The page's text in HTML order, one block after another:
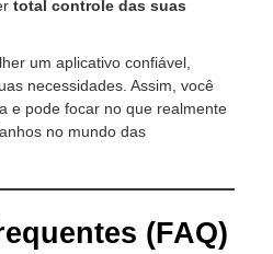
total controle das suas
um aplicativo confiável,
necessidades. Assim, você
e pode focar no que realmente
no mundo das
(FAQ)